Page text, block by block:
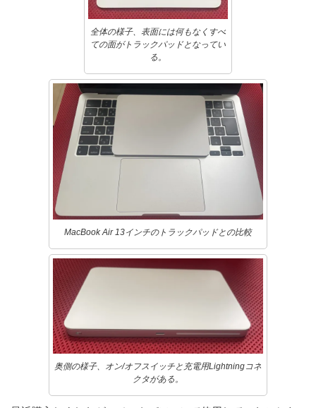
全体の様子、表面には何もなくすべ
ての面がトラックパッドとなってい
る。
MacBook Air 13インチのトラックパッドとの比較
奥側の様子、オン/オフスイッチと充電用Lightningコネ
クタがある。